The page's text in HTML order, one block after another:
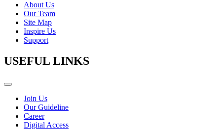
About Us
Our Team
Site Map
Inspire Us
Support
USEFUL LINKS
Join Us
Our Guideline
Career
Digital Access